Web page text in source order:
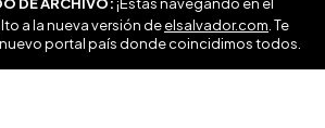
a la nueva versión deelsalvador.com . Te
portal país donde coincidimos todos.